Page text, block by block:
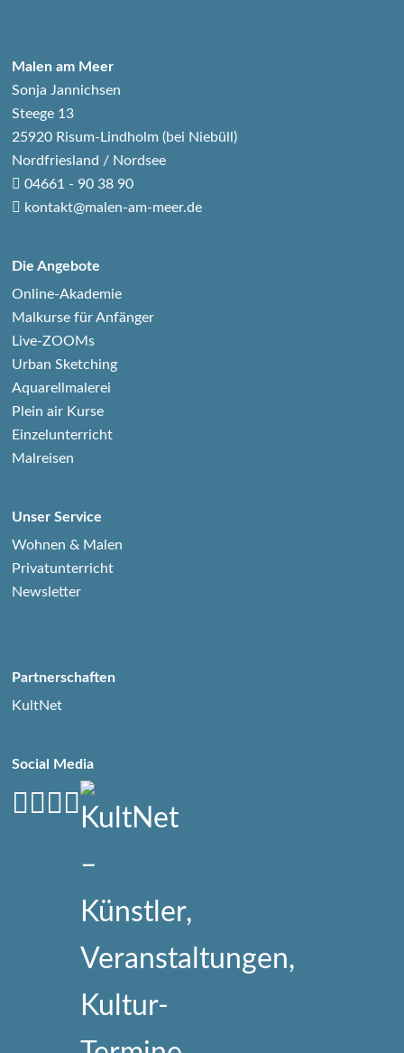
Malen am Meer
Sonja Jannichsen
Steege 13
25920 Risum-Lindholm (bei Niebüll)
Nordfriesland / Nordsee
04661 - 90 38 90
kontakt@malen-am-meer.de
Die Angebote
Online-Akademie
Malkurse für Anfänger
Live-ZOOMs
Urban Sketching
Aquarellmalerei
Plein air Kurse
Einzelunterricht
Malreisen
Unser Service
Wohnen & Malen
Privatunterricht
Newsletter
Partnerschaften
KultNet
Social Media